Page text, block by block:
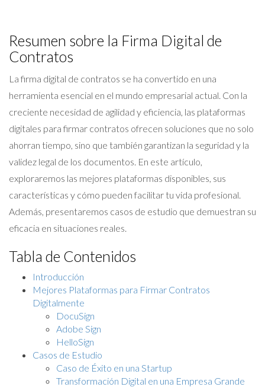
Resumen sobre la Firma Digital de
Contratos
La firma digital de contratos se ha convertido en una
herramienta esencial en el mundo empresarial actual. Con la
creciente necesidad de agilidad y eficiencia, las plataformas
digitales para firmar contratos ofrecen soluciones que no solo
ahorran tiempo, sino que también garantizan la seguridad y la
validez legal de los documentos. En este artículo,
exploraremos las mejores plataformas disponibles, sus
características y cómo pueden facilitar tu vida profesional.
Además, presentaremos casos de estudio que demuestran su
eficacia en situaciones reales.
Tabla de Contenidos
Introducción
Mejores Plataformas para Firmar Contratos
Digitalmente
DocuSign
Adobe Sign
HelloSign
Casos de Estudio
Caso de Éxito en una Startup
Transformación Digital en una Empresa Grande